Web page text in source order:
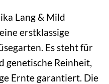
Lang & Mild
erstklassige
Es steht für
genetische Reinheit,
Ernte garantiert. Die